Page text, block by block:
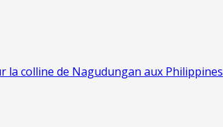
la colline de Nagudungan aux Philippines